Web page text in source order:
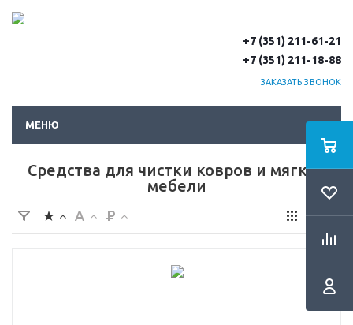
+7 (351) 211-61-21
+7 (351) 211-18-88
ЗАКАЗАТЬ ЗВОНОК
МЕНЮ
Средства для чистки ковров и мягкой
мебели